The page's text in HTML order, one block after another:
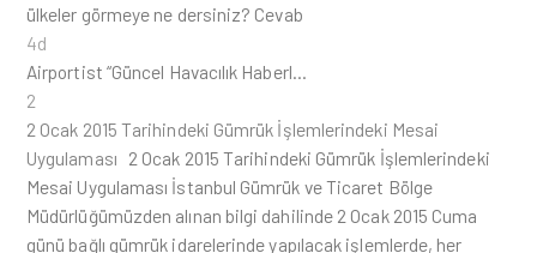
ülkeler görmeye ne dersiniz? Cevab
4d
Airportist “Güncel Havacılık Haberl…
2
2 Ocak 2015 Tarihindeki Gümrük İşlemlerindeki Mesai
Uygulaması 2 Ocak 2015 Tarihindeki Gümrük İşlemlerindeki
Mesai Uygulaması İstanbul Gümrük ve Ticaret Bölge
Müdürlüğümüzden alınan bilgi dahilinde 2 Ocak 2015 Cuma
günü bağlı gümrük idarelerinde yapılacak işlemlerde, her